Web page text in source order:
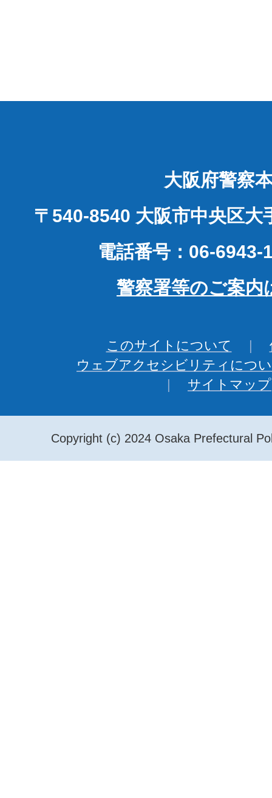
大阪府警察
〒540-8540 大阪市中央区大
電話番号：06-6943-
警察署等のご案内
このサイトについて
ウェブアクセシビリティにつ
サイトマップ
Copyright (c) 2024 Osaka Prefectural